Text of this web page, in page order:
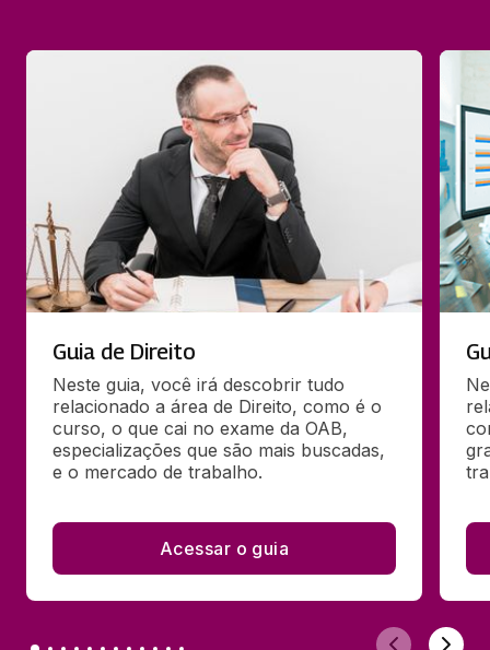
Guia de Direito
Neste guia, você irá descobrir tudo
relacionado a área de Direito, como é o
curso, o que cai no exame da OAB,
especializações que são mais buscadas,
e o mercado de trabalho.
Acessar o guia